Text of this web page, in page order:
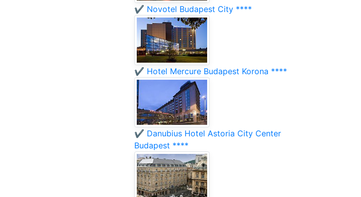
✔️ Novotel Budapest City ****
✔️ Hotel Mercure Budapest Korona ****
✔️ Danubius Hotel Astoria City Center
Budapest ****